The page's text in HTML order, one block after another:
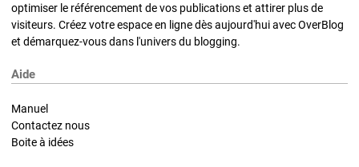
optimiser le référencement de vos publications et attirer plus de
visiteurs. Créez votre espace en ligne dès aujourd'hui avec OverBlog
et démarquez-vous dans l'univers du blogging.
Aide
Manuel
Contactez nous
Boite à idées